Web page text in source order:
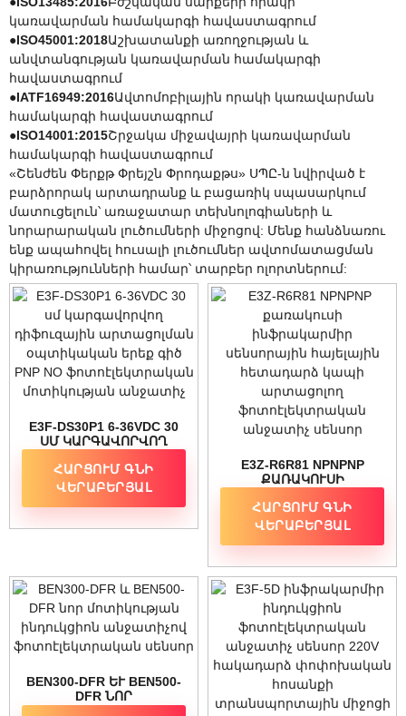
կառավարման համակարգի հավաստագրում
●ISO45001:2018Աշխատանքի առողջության և
անվտանգության կառավարման համակարգի
հավաստագրում
●IATF16949:2016Ավտոմոբիլային որակի կառավարման
համակարգի հավաստագրում
●ISO14001:2015Շրջակա միջավայրի կառավարման
համակարգի հավաստագրում
«Շենժեն Փերքթ Փրեյշն Փրոդաքթս» ՍՊԸ-ն նվիրված է
բարձրորակ արտադրանք և բացառիկ սպասարկում
մատուցելուն՝ առաջատար տեխնոլոգիաների և
նորարարական լուծումների միջոցով: Մենք հանձնառու
ենք ապահովել հուսալի լուծումներ ավտոմատացման
կիրառությունների համար՝ տարբեր ոլորտներում:
E3F-DS30P1 6-36VDC 30
ՍՄ ԿԱՐԳԱՎՈՐՎՈՂ
ԱՐՏԱՑՈԼՄԱՆ
ՕՊՏԻԿԱԿԱՆ ԵՐԵՔ
ՄՈՏԻԿՈՒԹՅԱՆ
ՀԱՐՑՈՒՄ ԳՆԻ
ՎԵՐԱԲԵՐՅԱԼ
E3Z-R6R81 NPNPNP
ՔԱՌԱԿՈՒՍԻ
ՍԵՆՍՈՐԱՅԻՆ
ՀԱՅԵԼԱՅԻՆ
ՖՈՏՈԷԼԵԿՏՐԱԿԱՆ
ԱՆՋԱՏԻՉ ՍԵՆՍՈՐ
ՀԱՐՑՈՒՄ ԳՆԻ
ՎԵՐԱԲԵՐՅԱԼ
BEN300-DFR ԵՒ BEN500-D
FR ՆՈՐ Մ